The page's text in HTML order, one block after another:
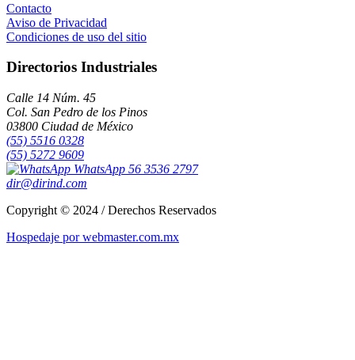
Contacto
Aviso de Privacidad
Condiciones de uso del sitio
Directorios Industriales
Calle 14 Núm. 45
Col. San Pedro de los Pinos
03800 Ciudad de México
(55) 5516 0328
(55) 5272 9609
WhatsApp 56 3536 2797
dir@dirind.com
Copyright © 2024 / Derechos Reservados
Hospedaje por webmaster.com.mx